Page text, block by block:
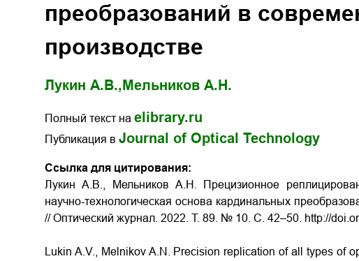
преобразований в
производстве
Лукин А.В., Мельников А.Н.
Полный текст на elibrary.ru
Публикация в Journal of Optical Technology
Ссылка для цитирования:
Лукин А.В., Мельников А.Н. Прецизионное
научно-технологическая основа кардинальных
// Оптический журнал. 2022. Т. 89. № 10. С. 42–50. http://
Lukin A.V., Melnikov A.N. Precision replication of all types